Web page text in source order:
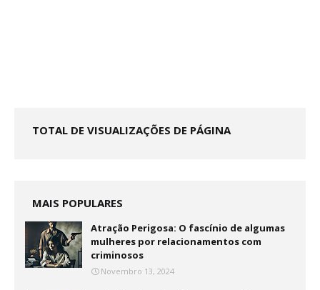
TOTAL DE VISUALIZAÇÕES DE PÁGINA
MAIS POPULARES
Atração Perigosa: O fascínio de algumas
mulheres por relacionamentos com
criminosos
Novembro 13, 2024